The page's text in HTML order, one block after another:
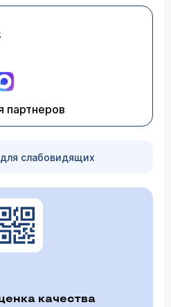
партнеров
слабовидящих
качества